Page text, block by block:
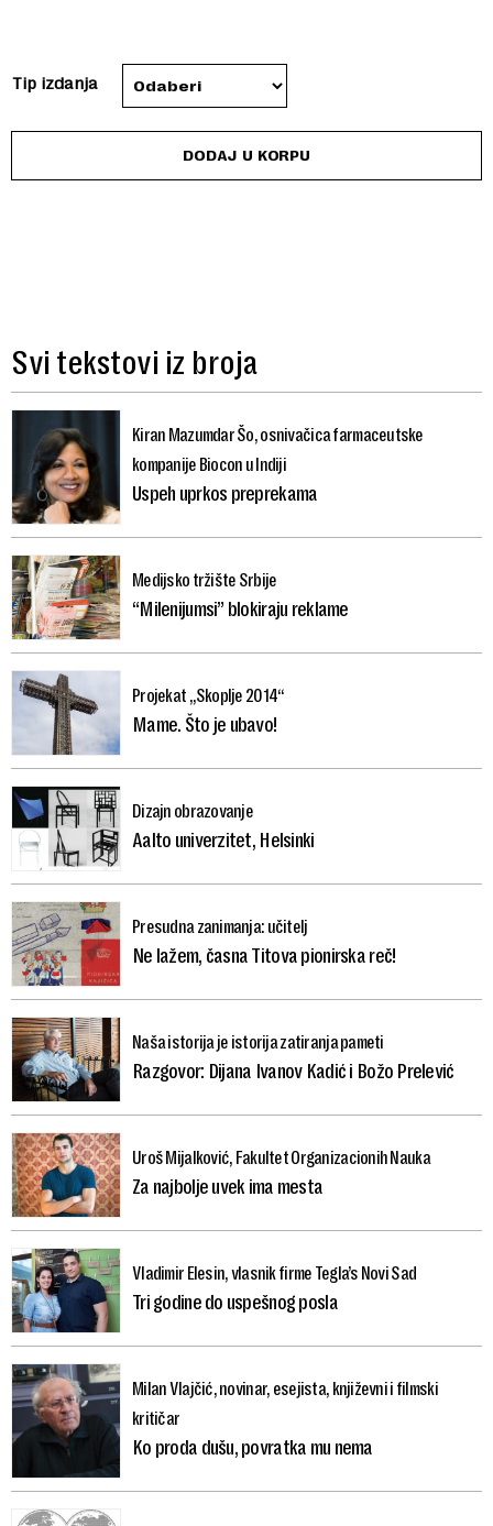
through
200 RSD
Tip izdanja
DODAJ U KORPU
Svi tekstovi iz broja
Kiran Mazumdar Šo, osnivačica farmaceutske
kompanije Biocon u Indiji
Uspeh uprkos preprekama
Medijsko tržište Srbije
“Milenijumsi” blokiraju reklame
Projekat „Skoplje 2014“
Mame. Što je ubavo!
Dizajn obrazovanje
Aalto univerzitet, Helsinki
Presudna zanimanja: učitelj
Ne lažem, časna Titova pionirska reč!
Naša istorija je istorija zatiranja pameti
Razgovor: Dijana Ivanov Kadić i Božo Prelević
Uroš Mijalković, Fakultet Organizacionih Nauka
Za najbolje uvek ima mesta
Vladimir Elesin, vlasnik firme Tegla’s Novi Sad
Tri godine do uspešnog posla
Milan Vlajčić, novinar, esejista, književni i filmski
kritičar
Ko proda dušu, povratka mu nema